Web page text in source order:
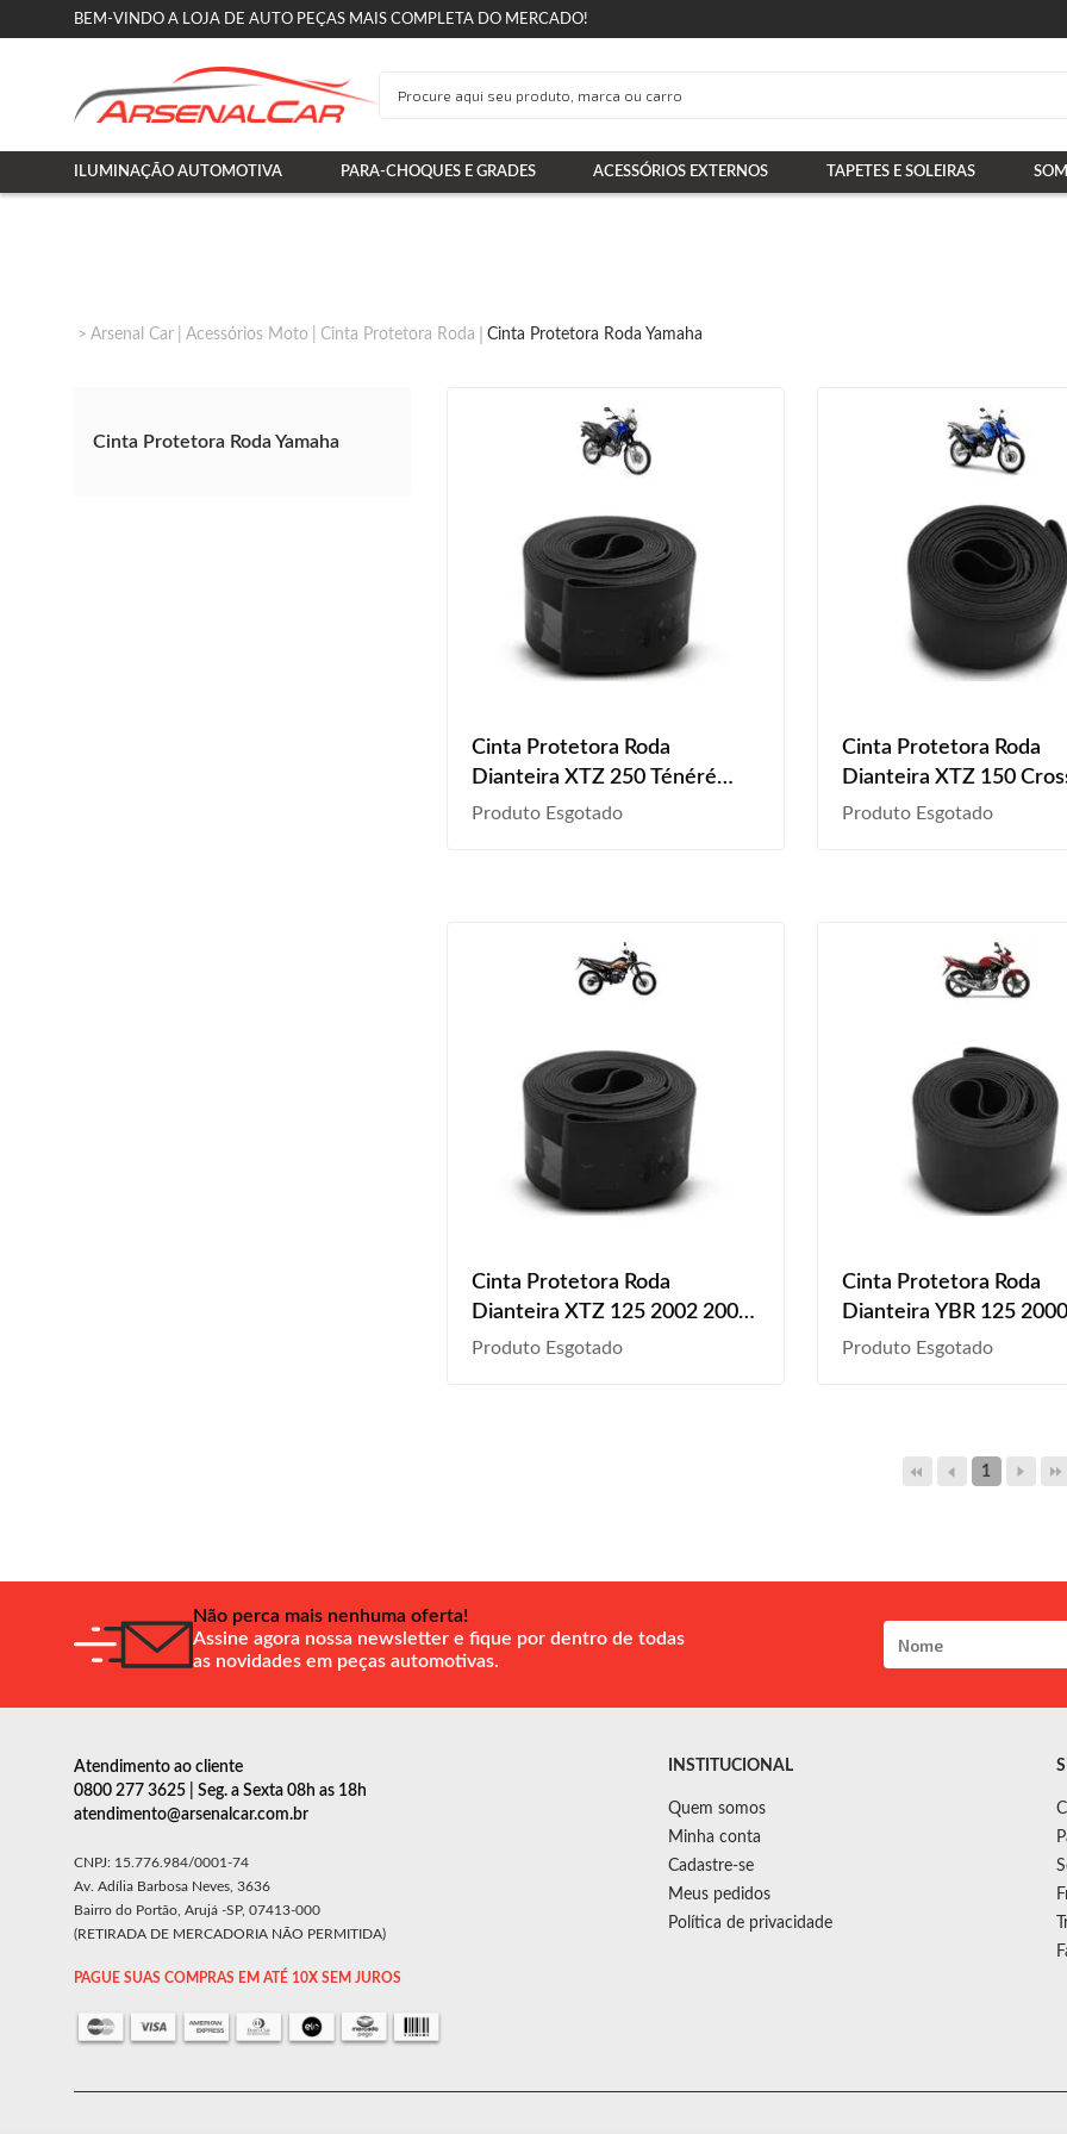
BEM-VINDO A LOJA DE AUTO PEÇAS MAIS COMPLETA DO MERCADO!
ILUMINAÇÃO AUTOMOTIVA PARA-CHOQUES E GRADES ACESSÓRIOS EXTERNOS TAPETES E SOLEIRAS
Arsenal Car Acessórios Moto Cinta Protetora Roda Cinta Protetora Roda Yamaha
Cinta Protetora Roda Yamaha
Cinta Protetora Roda
Dianteira XTZ 250 Ténéré
2010 2011 2012 2013 2014
Produto Esgotado
Cinta Protetora Roda
Dianteira XTZ 150
2014 2015 2016 2017
Produto Esgotado
Cinta Protetora Roda
Dianteira XTZ 125 2002 2003
2004 2005 2006 2007 2008
Produto Esgotado
Cinta Protetora Roda
Dianteira YBR 125
2002 2003 2004 2005
Produto Esgotado
1
Não perca mais nenhuma oferta!
Assine agora nossa newsletter e fique por dentro de todas
as novidades em peças automotivas.
Atendimento ao cliente
0800 277 3625 | Seg. a Sexta 08h as 18h
atendimento@arsenalcar.com.br
CNPJ: 15.776.984/0001-74
Av. Adília Barbosa Neves, 3636
Bairro do Portão, Arujá -SP, 07413-000
(RETIRADA DE MERCADORIA NÃO PERMITIDA)
PAGUE SUAS COMPRAS EM ATÉ 10X SEM JUROS
INSTITUCIONAL
Quem somos
Minha conta
Cadastre-se
Meus pedidos
Política de privacidade